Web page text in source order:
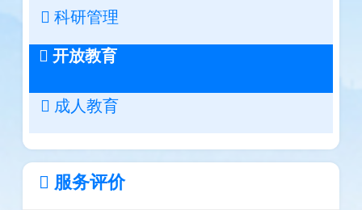
科研管理
开放教育
成人教育
服务评价